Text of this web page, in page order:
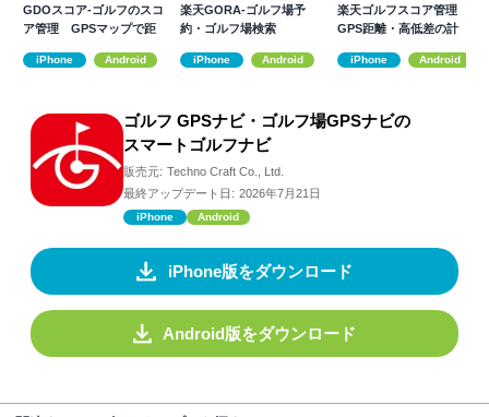
GDOスコア-ゴルフのスコ
ア管理 GPSマップで距
iPhone Android
楽天GORA-ゴルフ場予
約・ゴルフ場検索
iPhone Android
楽天ゴルフスコア管理
GPS距離・高低差の計
iPhone Android
ゴルフ GPSナビ・ゴルフ場GPSナビの
スマートゴルフナビ
販売元: Techno Craft Co., Ltd.
最終アップデート日: 2026年7月21日
iPhone Android
iPhone版をダウンロード
Android版をダウンロード